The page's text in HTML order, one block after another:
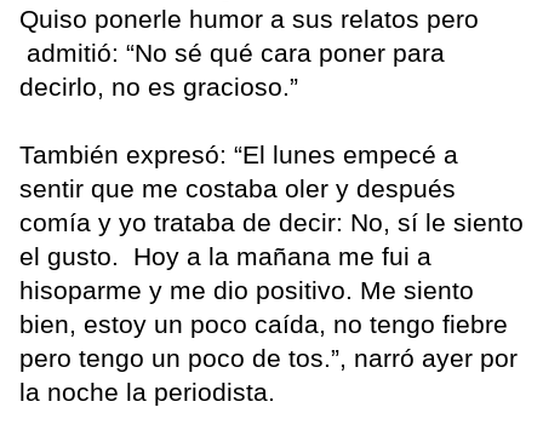
Quiso ponerle humor a sus relatos pero
admitió: “No sé qué cara poner para
decirlo, no es gracioso.”
También expresó: “El lunes empecé a
sentir que me costaba oler y después
comía y yo trataba de decir: No, sí le siento
el gusto. Hoy a la mañana me fui a
hisoparme y me dio positivo. Me siento
bien, estoy un poco caída, no tengo fiebre
pero tengo un poco de tos.”, narró ayer por
la noche la periodista.